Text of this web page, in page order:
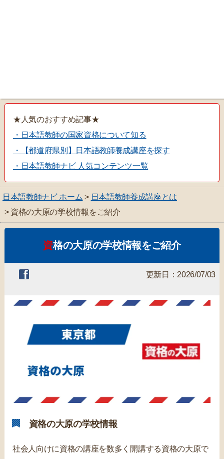
★人気のおすすめ記事★
・日本語教師の国家資格について知る
・【都道府県別】日本語教師養成講座を探す
・日本語教師ナビ 人気コンテンツ一覧
日本語教師ナビ ホーム > 日本語教師養成講座とは
> 資格の大原の学校情報をご紹介
資格の大原の学校情報をご紹介
更新日：2026/07/03
資格の大原の学校情報
社会人向けに資格の講座を数多く開講する資格の大原で